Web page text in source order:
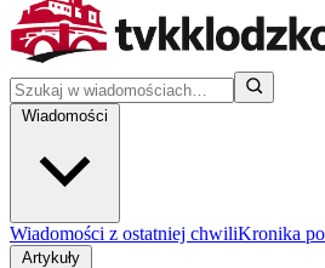
Wiadomości
Wiadomości z ostatniej chwiliKronika
Artykuły